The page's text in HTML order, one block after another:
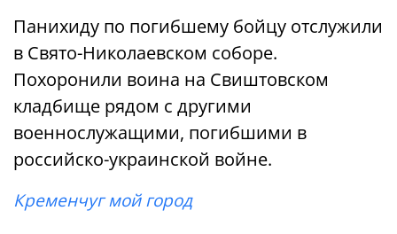
Панихиду по погибшему бойцу отслужили
в Свято-Николаевском соборе.
Похоронили воина на Свиштовском
кладбище рядом с другими
военнослужащими, погибшими в
российско-украинской войне.
Кременчуг мой город